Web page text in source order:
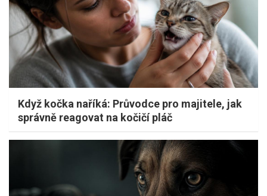
Když kočka naříká: Průvodce pro majitele, jak
správně reagovat na kočičí pláč